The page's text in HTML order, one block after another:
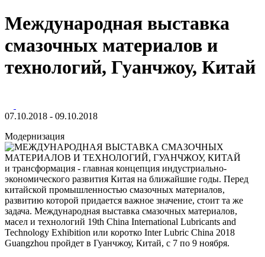
Международная выставка
смазочных материалов и
технологий, Гуанчжоу, Китай
07.10.2018 - 09.10.2018
Модернизация
и трансформация - главная концепция индустриально-
экономического развития Китая на ближайшие годы. Перед
китайской промышленностью смазочных материалов,
развитию которой придается важное значение, стоит та же
задача. Международная выставка смазочных материалов,
масел и технологий 19th China International Lubricants and
Technology Exhibition или коротко Inter Lubric China 2018
Guangzhou пройдет в Гуанчжоу, Китай, с 7 по 9 ноября.